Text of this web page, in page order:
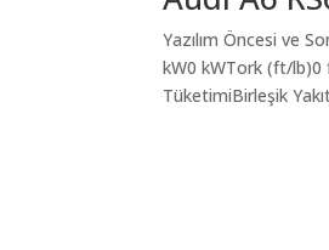
Yazılım Öncesi ve
kW0 kWTork (ft/lb)0
TüketimiBirleşik